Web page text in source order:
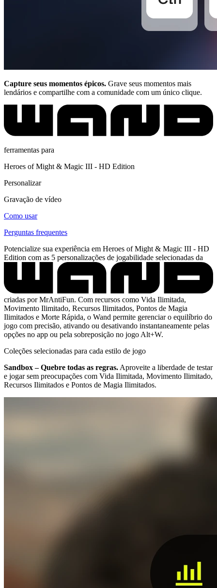
Capture seus momentos épicos. Grave seus momentos mais
lendários e compartilhe com a comunidade com um único clique.
ferramentas para
Heroes of Might & Magic III - HD Edition
Personalizar
Gravação de vídeo
Como usar
Perguntas frequentes
Potencialize sua experiência em Heroes of Might & Magic III - HD
Edition com as 5 personalizações de jogabilidade selecionadas da
criadas por MrAntiFun. Com recursos como Vida Ilimitada,
Movimento Ilimitado, Recursos Ilimitados, Pontos de Magia
Ilimitados e Morte Rápida, o Wand permite gerenciar o equilíbrio do
jogo com precisão, ativando ou desativando instantaneamente pelas
opções no app ou pela sobreposição no jogo Alt+W.
Coleções selecionadas para cada estilo de jogo
Sandbox – Quebre todas as regras. Aproveite a liberdade de testar
e jogar sem preocupações com Vida Ilimitada, Movimento Ilimitado,
Recursos Ilimitados e Pontos de Magia Ilimitados.